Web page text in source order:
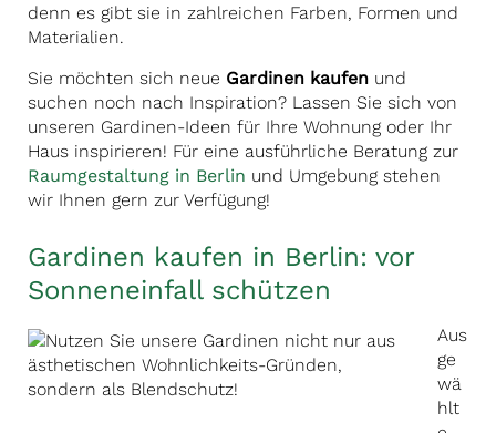
denn es gibt sie in zahlreichen Farben, Formen und
Materialien.
Sie möchten sich neue Gardinen kaufen und
suchen noch nach Inspiration? Lassen Sie sich von
unseren Gardinen-Ideen für Ihre Wohnung oder Ihr
Haus inspirieren! Für eine ausführliche Beratung zur
Raumgestaltung in Berlin und Umgebung stehen
wir Ihnen gern zur Verfügung!
Gardinen kaufen in Berlin: vor
Sonneneinfall schützen
Aus
ge
wä
hlt